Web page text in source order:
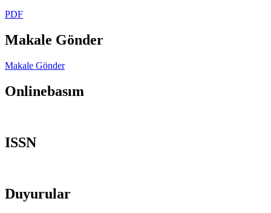
PDF
Makale Gönder
Makale Gönder
Onlinebasım
ISSN
Duyurular